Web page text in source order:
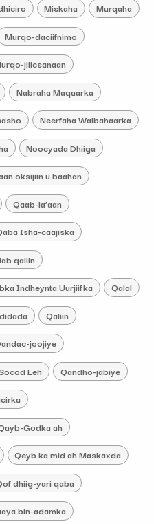
Miskaha Murqaha
Murqo-daciifnimo
jilicsanaan
Nabraha Maqaarka
Neerfaha Walbahaarka
Noocyada Dhiiga
oksijiin u baahan
Qaab-la’aan
Isha-caajiska
qaliin
Indheynta Uurjiifka Qalal
Qaliin
joojiye
Leh Qandho-jabiye
Godka ah
Qeyb ka mid ah Maskaxda
dhiig-yari qaba
bin-adamka